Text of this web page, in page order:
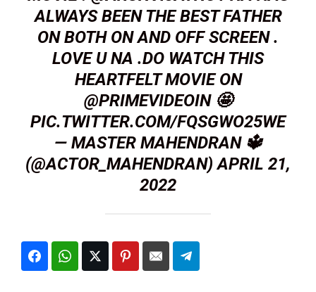
ALWAYS BEEN THE BEST FATHER
ON BOTH ON AND OFF SCREEN .
LOVE U NA .DO WATCH THIS
HEARTFELT MOVIE ON
@PRIMEVIDEOIN🤩
PIC.TWITTER.COM/FQSGWO25WE
— MASTER MAHENDRAN 🔱
(@ACTOR_MAHENDRAN)APRIL 21,
2022